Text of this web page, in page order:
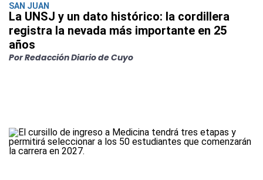
SAN JUAN
La UNSJ y un dato histórico: la cordillera
registra la nevada más importante en 25
años
Por Redacción Diario de Cuyo